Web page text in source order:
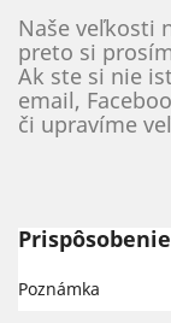
Naše veľkosti
preto si
Ak ste si nie
email,
či upravíme
Poznámka